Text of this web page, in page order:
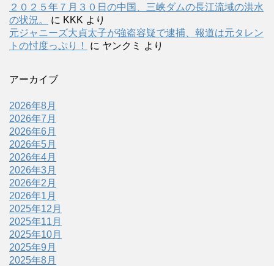
２０２５年７月３０日の中国、三峡ダムの長江流域の洪水
の状況。
に KKK より
元ジャニーズ大貞太子が強盗容疑で逮捕、報道は元タレン
トの忖度っぷり！
に ヤンクミ より
アーカイブ
2026年8月
2026年7月
2026年6月
2026年5月
2026年4月
2026年3月
2026年2月
2026年1月
2025年12月
2025年11月
2025年10月
2025年9月
2025年8月